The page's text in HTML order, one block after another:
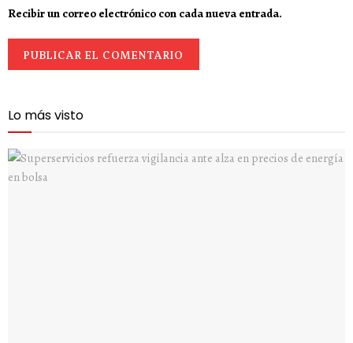
Recibir un correo electrónico con cada nueva entrada.
Lo más visto